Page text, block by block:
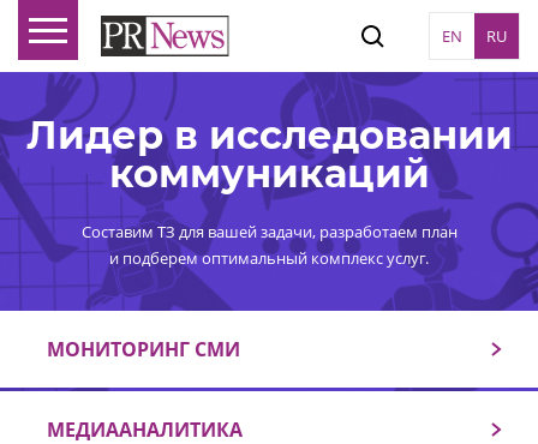
EN RU
Лидер в исследовании
коммуникаций
Составим ТЗ для вашей задачи, разработаем план
и подберем оптимальный комплекс услуг.
МОНИТОРИНГ СМИ
МЕДИААНАЛИТИКА